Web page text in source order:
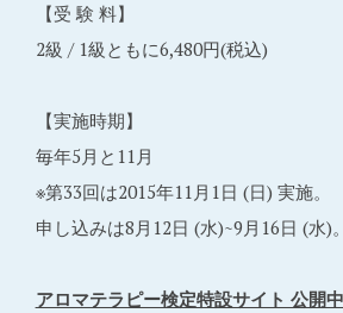
【受 験 料】
2級 / 1級ともに6,480円(税込)
【実施時期】
毎年5月と11月
※第33回は2015年11月1日 (日) 実施。
申し込みは8月12日 (水)~9月16日 (水)。
アロマテラピー検定特設サイト 公開